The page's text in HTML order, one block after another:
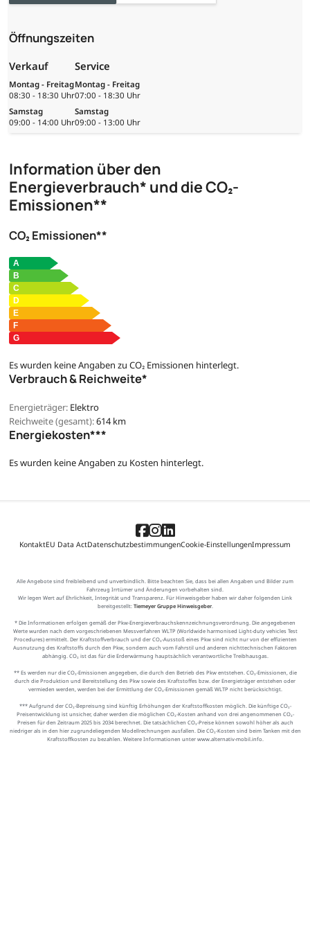
Öffnungszeiten
Verkauf
Montag - Freitag
08:30 - 18:30 Uhr
Samstag
09:00 - 14:00 Uhr
Service
Montag - Freitag
07:00 - 18:30 Uhr
Samstag
09:00 - 13:00 Uhr
Information über den
Energieverbrauch* und die CO₂-
Emissionen**
CO₂ Emissionen**
Es wurden keine Angaben zu CO₂ Emissionen hinterlegt.
Verbrauch & Reichweite*
Energieträger: Elektro
Reichweite (gesamt):614 km
Energiekosten***
Es wurden keine Angaben zu Kosten hinterlegt.
KontaktEU Data ActDatenschutzbestimmungenCookie-EinstellungenImpressum
Alle Angebote sind freibleibend und unverbindlich. Bitte beachten Sie, dass bei allen Angaben und Bilder zum
Fahrzeug Irrtümer und Änderungen vorbehalten sind.
Wir legen Wert auf Ehrlichkeit, Integrität und Transparenz. Für Hinweisgeber haben wir daher folgenden Link
bereitgestellt: Tiemeyer Gruppe Hinweisgeber.
* Die Informationen erfolgen gemäß der Pkw-Energieverbrauchskennzeichnungsverordnung. Die angegebenen
Werte wurden nach dem vorgeschriebenen Messverfahren WLTP (Worldwide harmonised Light-duty vehicles Test
Procedures) ermittelt. Der Kraftstoffverbrauch und der CO₂-Ausstoß eines Pkw sind nicht nur von der effizienten
Ausnutzung des Kraftstoffs durch den Pkw, sondern auch vom Fahrstil und anderen nichttechnischen Faktoren
abhängig. CO₂ ist das für die Erderwärmung hauptsächlich verantwortliche Treibhausgas.
** Es werden nur die CO₂-Emissionen angegeben, die durch den Betrieb des Pkw entstehen. CO₂-Emissionen, die
durch die Produktion und Bereitstellung des Pkw sowie des Kraftstoffes bzw. der Energieträger entstehen oder
vermieden werden, werden bei der Ermittlung der CO₂-Emissionen gemäß WLTP nicht berücksichtigt.
*** Aufgrund der CO₂-Bepreisung sind künftig Erhöhungen der Kraftstoffkosten möglich. Die künftige CO₂-
Preisentwicklung ist unsicher, daher werden die möglichen CO₂-Kosten anhand von drei angenommenen CO₂-
Preisen für den Zeitraum 2025 bis 2034 berechnet. Die tatsächlichen CO₂-Preise können sowohl höher als auch
niedriger als in den hier zugrundeliegenden Modellrechnungen ausfallen. Die CO₂-Kosten sind beim Tanken mit den
Kraftstoffkosten zu bezahlen. Weitere Informationen unter www.alternativ-mobil.info.